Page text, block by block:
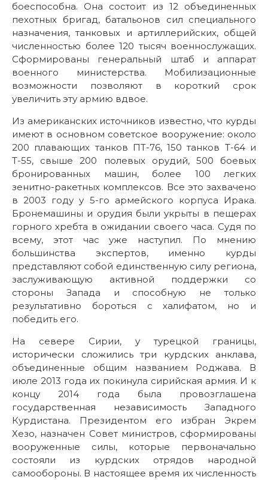
боеспособна. Она состоит из 12 объединенных
пехотных бригад, батальонов сил специального
назначения, танковых и артиллерийских, общей
численностью более 120 тысяч военнослужащих.
Сформированы генеральный штаб и аппарат
военного министерства. Мобилизационные
возможности позволяют в короткий срок
увеличить эту армию вдвое.
Из американских источников известно, что курды
имеют в основном советское вооружение: около
200 плавающих танков ПT-76, 150 танков Т-64 и
Т-55, свыше 200 полевых орудий, 500 боевых
бронированных машин, более 100 легких
зенитно-ракетных комплексов. Все это захвачено
в 2003 году у 5-го армейского корпуса Ирака.
Бронемашины и орудия были укрыты в пещерах
горного хребта в ожидании своего часа. Судя по
всему, этот час уже наступил. По мнению
большинства экспертов, именно курды
представляют собой единственную силу региона,
заслуживающую активной поддержки со
стороны Запада и способную не только
результативно бороться с халифатом, но и
победить его.
На севере Сирии, у турецкой границы,
исторически сложились три курдских анклава,
объединенные общим названием Роджава. В
июле 2013 года их покинула сирийская армия. И к
концу 2014 года была провозглашена
государственная независимость Западного
Курдистана. Президентом его избран Экрем
Хезо, назначен Совет министров, сформированы
вооруженные силы, которые первоначально
состояли из курдских отрядов народной
самообороны. В настоящее время их численность